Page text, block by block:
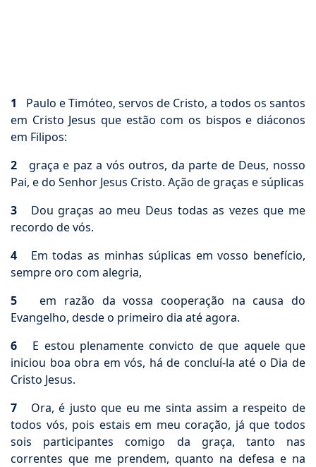
1 Paulo e Timóteo, servos de Cristo, a todos os santos
em Cristo Jesus que estão com os bispos e diáconos
em Filipos:
2 graça e paz a vós outros, da parte de Deus, nosso
Pai, e do Senhor Jesus Cristo. Ação de graças e súplicas
3 Dou graças ao meu Deus todas as vezes que me
recordo de vós.
4 Em todas as minhas súplicas em vosso benefício,
sempre oro com alegria,
5 em razão da vossa cooperação na causa do
Evangelho, desde o primeiro dia até agora.
6 E estou plenamente convicto de que aquele que
iniciou boa obra em vós, há de concluí-la até o Dia de
Cristo Jesus.
7 Ora, é justo que eu me sinta assim a respeito de
todos vós, pois estais em meu coração, já que todos
sois participantes comigo da graça, tanto nas
correntes que me prendem, quanto na defesa e na